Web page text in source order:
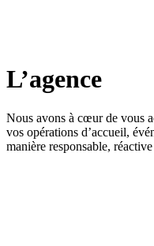
L’agence
Nous avons à cœur de vous
vos opérations d’accueil,
manière responsable,